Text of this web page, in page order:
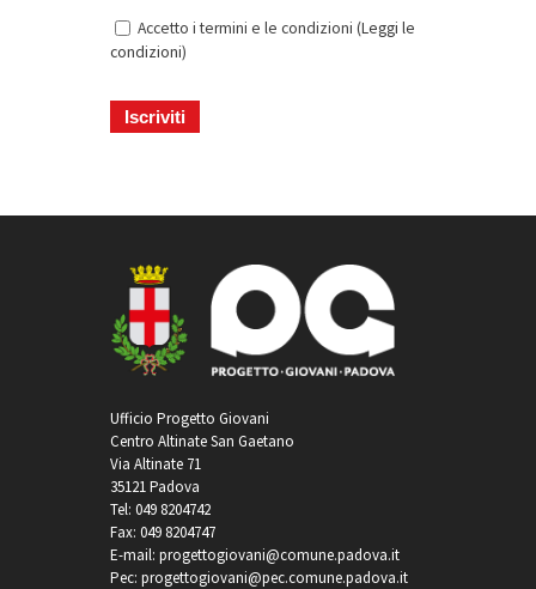
Accetto i termini e le condizioni (Leggi le
condizioni)
Ufficio Progetto Giovani
Centro Altinate San Gaetano
Via Altinate 71
35121 Padova
Tel: 049 8204742
Fax: 049 8204747
E-mail: progettogiovani@comune.padova.it
Pec: progettogiovani@pec.comune.padova.it